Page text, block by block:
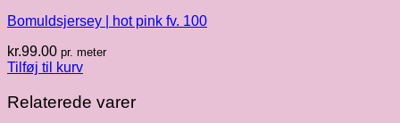
Bomuldsjersey | hot pink fv. 100
kr.99.00 pr. meter
Tilføj til kurv
Relaterede varer